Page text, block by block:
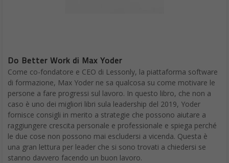
Do Better Work di Max Yoder
Come co-fondatore e CEO di Lessonly, la piattaforma software
di formazione, Max Yoder ne sa qualcosa su come motivare le
persone a fare progressi sul lavoro. In questo libro, che non a
caso è uno dei migliori libri sula leadership del 2019, Yoder
fornisce consigli in merito a strategie che possono aiutare a
raggiungere crescita personale e professionale e spiega perché
le due cose non possono mai escludersi a vicenda. Questa è
una gran lettura per leader che si sono trovati a chiedersi se
stanno davvero facendo un buon lavoro.